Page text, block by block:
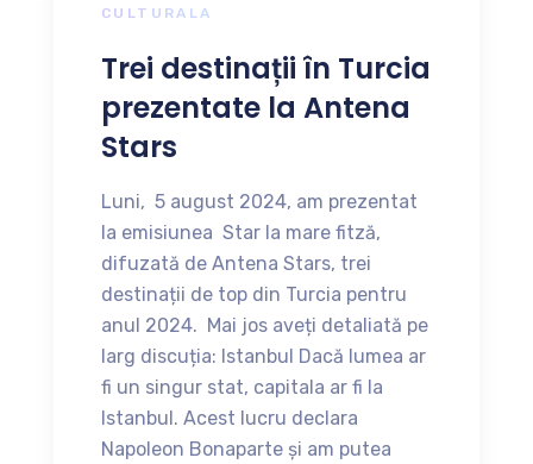
CULTURALA
Trei destinații în Turcia
prezentate la Antena
Stars
Luni, 5 august 2024, am prezentat
la emisiunea Star la mare fitză,
difuzată de Antena Stars, trei
destinații de top din Turcia pentru
anul 2024. Mai jos aveți detaliată pe
larg discuția: Istanbul Dacă lumea ar
fi un singur stat, capitala ar fi la
Istanbul. Acest lucru declara
Napoleon Bonaparte și am putea